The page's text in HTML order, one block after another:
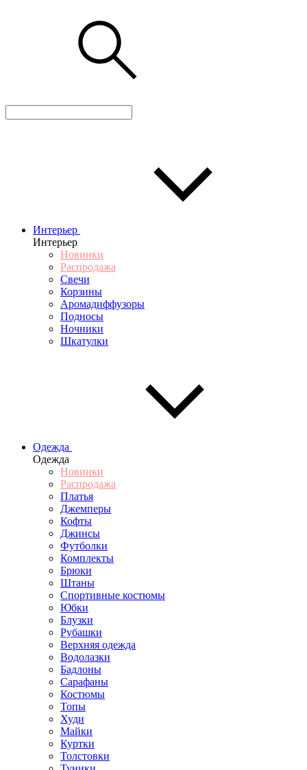
Интерьер
Интерьер
Новинки
Распродажа
Свечи
Корзины
Аромадиффузоры
Подносы
Ночники
Шкатулки
Одежда
Одежда
Новинки
Распродажа
Платья
Джемперы
Кофты
Джинсы
Футболки
Комплекты
Брюки
Штаны
Спортивные костюмы
Юбки
Блузки
Рубашки
Верхняя одежда
Водолазки
Бадлоны
Сарафаны
Костюмы
Топы
Худи
Майки
Куртки
Толстовки